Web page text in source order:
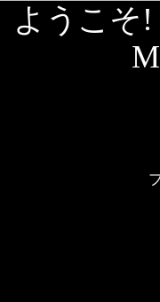
ようこそ